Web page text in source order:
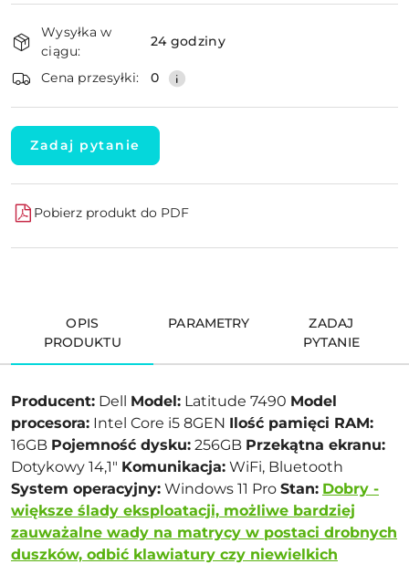
Dostępność
i
dostawa
Wysyłka w
ciągu:
24 godziny
Cena przesyłki: 0
Zadaj pytanie
Pobierz produkt do PDF
OPIS
PRODUKTU
PARAMETRY
ZADAJ
PYTANIE
Producent: Dell Model: Latitude 7490 Model
procesora: Intel Core i5 8GEN Ilość pamięci RAM:
16GB Pojemność dysku: 256GB Przekątna ekranu:
Dotykowy 14,1" Komunikacja: WiFi, Bluetooth
System operacyjny: Windows 11 Pro Stan: Dobry -
większe ślady eksploatacji, możliwe bardziej
zauważalne wady na matrycy w postaci drobnych
duszków, odbić klawiatury czy niewielkich